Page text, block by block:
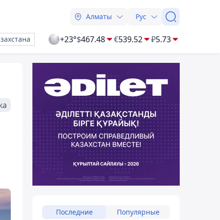
Алматы Рус
+23°$467.48 €539.52 ₽5.73
Последние Популярные